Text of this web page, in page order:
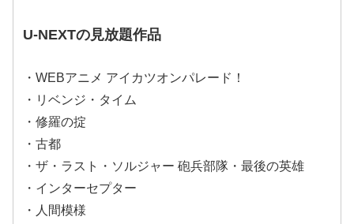
U-NEXTの見放題作品
・WEBアニメ アイカツオンパレード！
・リベンジ・タイム
・修羅の掟
・古都
・ザ・ラスト・ソルジャー 砲兵部隊・最後の英雄
・インターセプター
・人間模様